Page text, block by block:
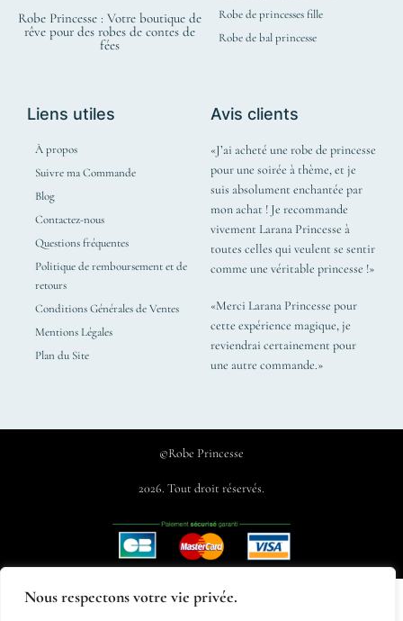
Nous respectons votre vie privée.
Robe Princesse : Votre boutique de
rêve pour des robes de contes de
fées
Robe de princesses fille
Robe de bal princesse
Liens utiles
À propos
Suivre ma Commande
Blog
Contactez-nous
Questions fréquentes
Politique de remboursement et de
retours
Conditions Générales de Ventes
Mentions Légales
Plan du Site
Avis clients
«J’ai acheté une robe de princesse
pour une soirée à thème, et je
suis absolument enchantée par
mon achat ! Je recommande
vivement Larana Princesse à
toutes celles qui veulent se sentir
comme une véritable princesse !»
«Merci Larana Princesse pour
cette expérience magique, je
reviendrai certainement pour
une autre commande.»
©Robe Princesse
2026. Tout droit réservés.